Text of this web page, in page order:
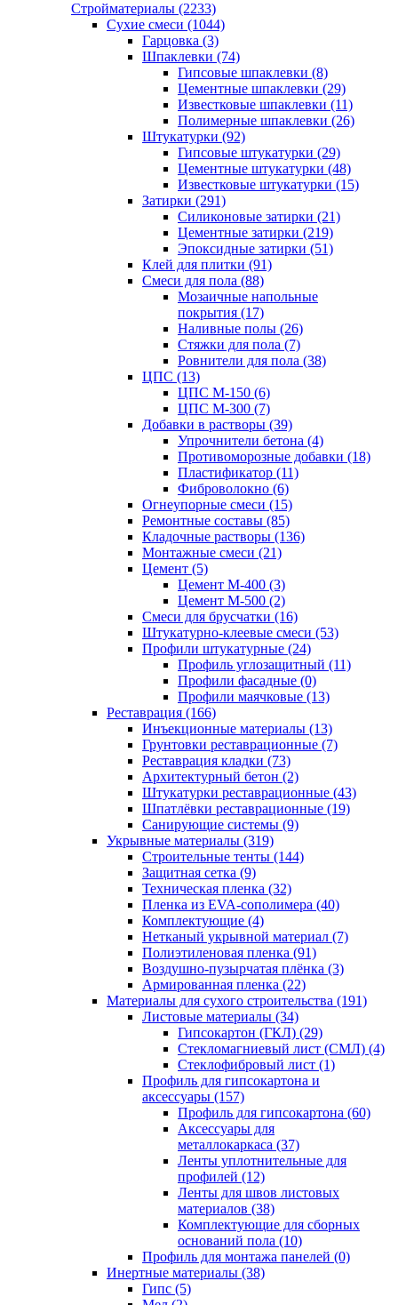
Стройматериалы (2233)
Сухие смеси (1044)
Гарцовка (3)
Шпаклевки (74)
Гипсовые шпаклевки (8)
Цементные шпаклевки (29)
Известковые шпаклевки (11)
Полимерные шпаклевки (26)
Штукатурки (92)
Гипсовые штукатурки (29)
Цементные штукатурки (48)
Известковые штукатурки (15)
Затирки (291)
Силиконовые затирки (21)
Цементные затирки (219)
Эпоксидные затирки (51)
Клей для плитки (91)
Смеси для пола (88)
Мозаичные напольные
покрытия (17)
Наливные полы (26)
Стяжки для пола (7)
Ровнители для пола (38)
ЦПС (13)
ЦПС М-150 (6)
ЦПС М-300 (7)
Добавки в растворы (39)
Упрочнители бетона (4)
Противоморозные добавки (18)
Пластификатор (11)
Фиброволокно (6)
Огнеупорные смеси (15)
Ремонтные составы (85)
Кладочные растворы (136)
Монтажные смеси (21)
Цемент (5)
Цемент М-400 (3)
Цемент М-500 (2)
Смеси для брусчатки (16)
Штукатурно-клеевые смеси (53)
Профили штукатурные (24)
Профиль углозащитный (11)
Профили фасадные (0)
Профили маячковые (13)
Реставрация (166)
Инъекционные материалы (13)
Грунтовки реставрационные (7)
Реставрация кладки (73)
Архитектурный бетон (2)
Штукатурки реставрационные (43)
Шпатлёвки реставрационные (19)
Санирующие системы (9)
Укрывные материалы (319)
Строительные тенты (144)
Защитная сетка (9)
Техническая пленка (32)
Пленка из EVA-сополимера (40)
Комплектующие (4)
Нетканый укрывной материал (7)
Полиэтиленовая пленка (91)
Воздушно-пузырчатая плёнка (3)
Армированная пленка (22)
Материалы для сухого строительства (191)
Листовые материалы (34)
Гипсокартон (ГКЛ) (29)
Стекломагниевый лист (СМЛ) (4)
Cтеклофибровый лист (1)
Профиль для гипсокартона и
аксессуары (157)
Профиль для гипсокартона (60)
Аксессуары для
металлокаркаса (37)
Ленты уплотнительные для
профилей (12)
Ленты для швов листовых
материалов (38)
Комплектующие для сборных
оснований пола (10)
Профиль для монтажа панелей (0)
Инертные материалы (38)
Гипс (5)